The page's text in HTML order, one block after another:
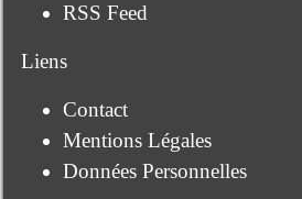
RSS Feed
Liens
Contact
Mentions Légales
Données Personnelles